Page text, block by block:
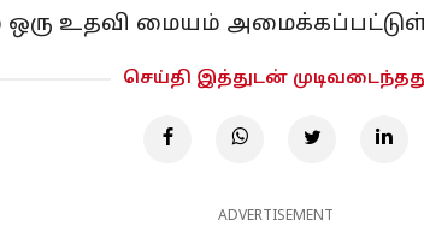
ஒரு உதவி மையம்
செய்தி இத்துடன்
ADVERTISEMENT